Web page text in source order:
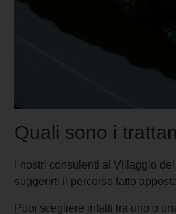
Quali sono i
I nostri consulenti al Villaggio
suggerirti il percorso fatto
Puoi scegliere infatti tra uno o